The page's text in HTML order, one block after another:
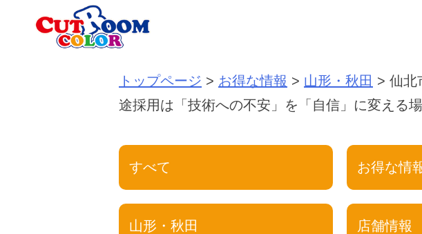
トップページ > お得な情報 > 山形・秋田 > 仙北
途採用は「技術への不安」を「自信」に変える
すべて お得な情
山形・秋田 店舗情報